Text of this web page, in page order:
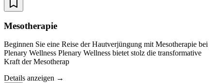
Mesotherapie
Beginnen Sie eine Reise der Hautverjüngung mit Mesotherapie bei
Plenary Wellness Plenary Wellness bietet stolz die transformative
Kraft der Mesotherap
Details anzeigen →